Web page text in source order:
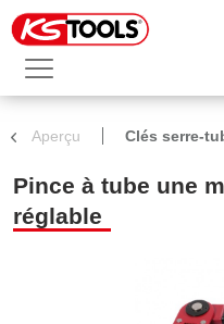
Aperçu Clés serre-
Pince à tube une
réglable